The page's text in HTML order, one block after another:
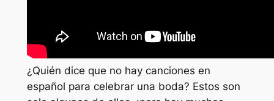
¿Quién dice que no hay canciones en
español para celebrar una boda? Estos son